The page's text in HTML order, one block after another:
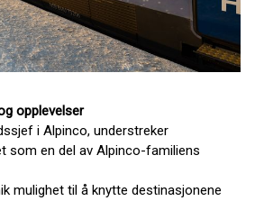
opplevelser
i Alpinco, understreker
som en del av Alpinco-familiens
mulighet til å knytte destinasjonene